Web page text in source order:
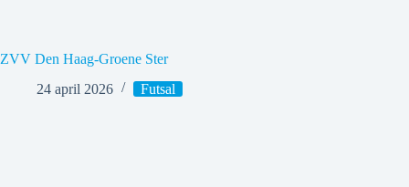
ZVV Den Haag-Groene Ster
24 april 2026
Futsal